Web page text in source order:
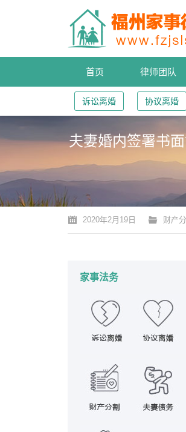
首页 律师团队
诉讼离婚 协议离婚
夫妻婚内签署书
您的位置：
2020年2月19日 财产
家事法务